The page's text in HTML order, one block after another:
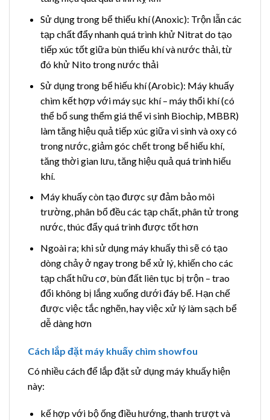
Sử dụng trong bể thiếu khí (Anoxic): Trộn lẫn các
tạp chất đẩy nhanh quá trình khử Nitrat do tạo
tiếp xúc tốt giữa bùn thiếu khí và nước thải, từ
đó khử Nito trong nước thải
Sử dụng trong bể hiếu khí (Arobic): Máy khuấy
chìm kết hợp với máy sục khí – máy thổi khí (có
thể bổ sung thểm giá thể vi sinh Biochip, MBBR)
làm tăng hiệu quả tiếp xúc giữa vi sinh và oxy có
trong nước, giảm góc chết trong bể hiếu khí,
tăng thời gian lưu, tăng hiệu quả quá trình hiếu
khí.
Máy khuấy còn tạo được sự đảm bảo môi
trường, phân bổ đều các tạp chất, phân tử trong
nước, thúc đẩy quá trình được tốt hơn
Ngoài ra; khi sử dụng máy khuấy thì sẽ có tạo
dòng chảy ở ngay trong bể xử lý, khiến cho các
tạp chất hữu cơ, bùn đất liên tục bị trộn – trao
đổi không bị lắng xuống dưới đáy bể. Hạn chế
được việc tắc nghẽn, hay việc xử lý làm sạch bể
dễ dàng hơn
Cách lắp đặt máy khuấy chìm showfou
Có nhiều cách để lắp đặt sử dụng máy khuấy hiện
này:
kế hợp với bộ ống điều hướng, thanh trượt và